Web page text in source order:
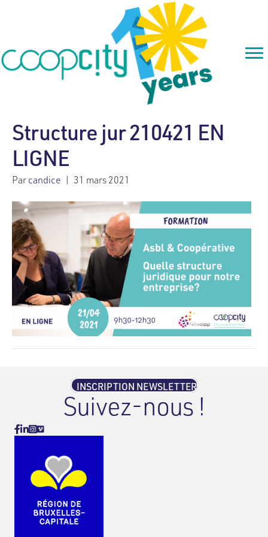
Structure jur 210421 EN
LIGNE
Parcandice | 31 mars 2021
INSCRIPTION NEWSLETTER
Suivez-nous !
Facebook
Linkedin
Instagram
Vimeo